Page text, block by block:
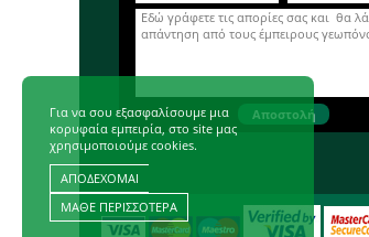
Για να σου εξασφαλίσουμε μια
κορυφαία εμπειρία, στο site μας
χρησιμοποιούμε cookies.
ΑΠΟΔΕΧΟΜΑΙ
ΜΑΘΕ ΠΕΡΙΣΣΟΤΕΡΑ